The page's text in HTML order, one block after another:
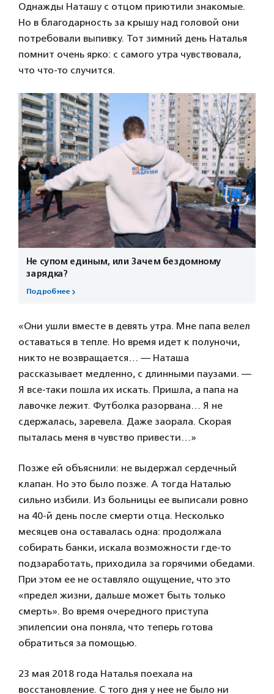
Однажды Наташу с отцом приютили знакомые.
Но в благодарность за крышу над головой они
потребовали выпивку. Тот зимний день Наталья
помнит очень ярко: с самого утра чувствовала,
что что-то случится.
Не супом единым, или Зачем бездомному
зарядка?
Подробнее
«Они ушли вместе в девять утра. Мне папа велел
оставаться в тепле. Но время идет к полуночи,
никто не возвращается… — Наташа
рассказывает медленно, с длинными паузами. —
Я все-таки пошла их искать. Пришла, а папа на
лавочке лежит. Футболка разорвана… Я не
сдержалась, заревела. Даже заорала. Скорая
пыталась меня в чувство привести…»
Позже ей объяснили: не выдержал сердечный
клапан. Но это было позже. А тогда Наталью
сильно избили. Из больницы ее выписали ровно
на 40-й день после смерти отца. Несколько
месяцев она оставалась одна: продолжала
собирать банки, искала возможности где-то
подзаработать, приходила за горячими обедами.
При этом ее не оставляло ощущение, что это
«предел жизни, дальше может быть только
смерть». Во время очередного приступа
эпилепсии она поняла, что теперь готова
обратиться за помощью.
23 мая 2018 года Наталья поехала на
восстановление. С того дня у нее не было ни